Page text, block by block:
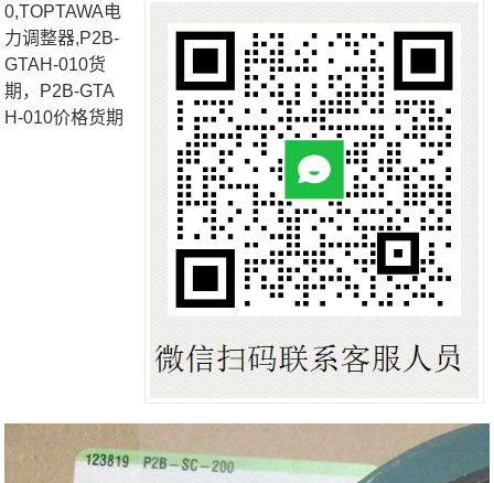
0,TOPTAWA电
力调整器,P2B-
GTAH-010货
期，P2B-GTA
H-010价格货期